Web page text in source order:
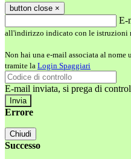
button close ×
E-
all'indirizzo indicato con le istruzioni
Non hai una e-mail associata al nome
tramite la Login Spaggiari
E-mail inviata, si prega di
Errore
Chiudi
Successo